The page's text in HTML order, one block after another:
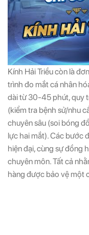
Kính Hải Triều còn là
trình đo mắt cá nhân
dài từ 30-45 phút, quy
(kiểm tra bệnh sử/nhu
chuyên sâu (soi bóng
lực hai mắt). Các bước
hiện đại, cùng sự đồng
chuyên môn. Tất cả
hàng được bảo vệ một